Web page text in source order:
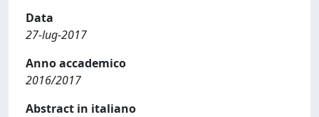
Data
27-lug-2017
Anno accademico
2016/2017
Abstract in italiano